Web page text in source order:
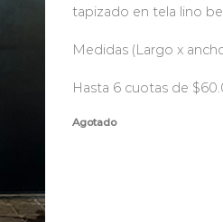
tapizado en tela lino
Medidas (Largo x
Hasta 6 cuotas de
Agotado